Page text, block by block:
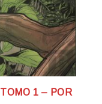
1 – POR